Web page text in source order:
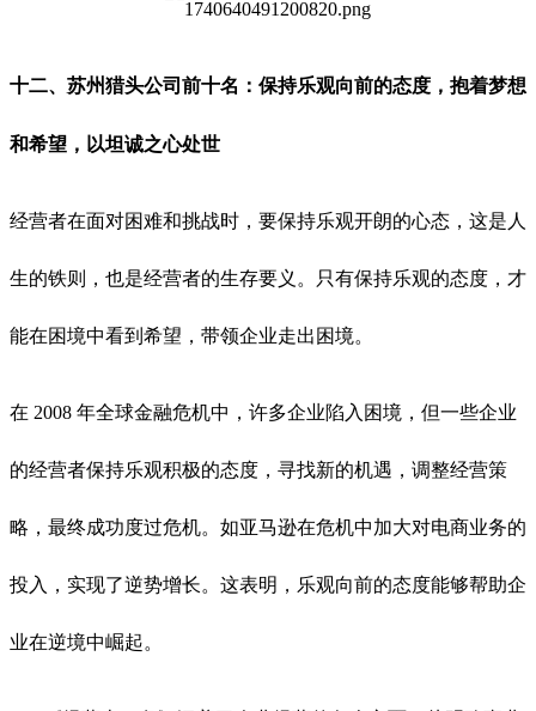
十二、 苏州猎头公司前十名： 保持乐观向前的态度，抱着梦想
和希望，以坦诚之心处世
经营者在面对困难和挑战时，要保持乐观开朗的心态，这是人
生的铁则，也是经营者的生存要义。只有保持乐观的态度，才
能在困境中看到希望，带领企业走出困境。
在 2008 年全球金融危机中，许多企业陷入困境，但一些企业
的经营者保持乐观积极的态度，寻找新的机遇，调整经营策
略，最终成功度过危机。如亚马逊在危机中加大对电商业务的
投入，实现了逆势增长。这表明，乐观向前的态度能够帮助企
业在逆境中崛起。